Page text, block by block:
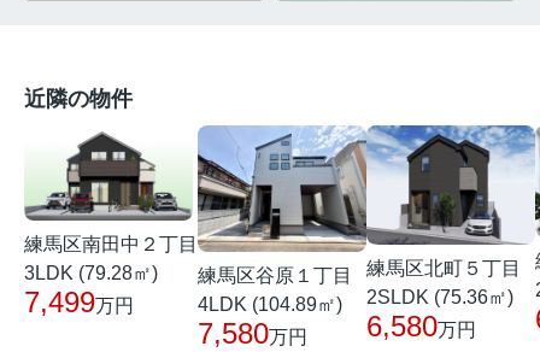
近隣の物件
練馬区南田中２丁目
3LDK (79.28㎡)
7,499万円
練馬区谷原１丁目
4LDK (104.89㎡)
7,580万円
練馬区北町５丁目
2SLDK (75.36㎡)
6,580万円